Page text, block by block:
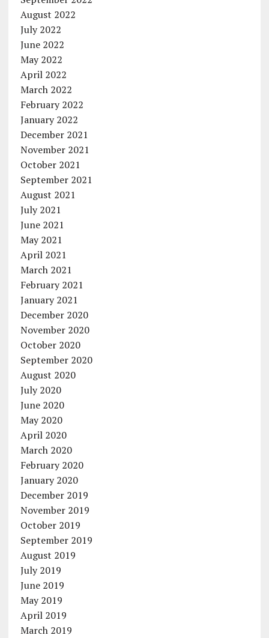
August 2022
July 2022
June 2022
May 2022
April 2022
March 2022
February 2022
January 2022
December 2021
November 2021
October 2021
September 2021
August 2021
July 2021
June 2021
May 2021
April 2021
March 2021
February 2021
January 2021
December 2020
November 2020
October 2020
September 2020
August 2020
July 2020
June 2020
May 2020
April 2020
March 2020
February 2020
January 2020
December 2019
November 2019
October 2019
September 2019
August 2019
July 2019
June 2019
May 2019
April 2019
March 2019